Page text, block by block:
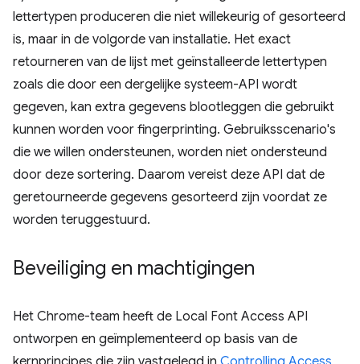
lettertypen produceren die niet willekeurig of gesorteerd
is, maar in de volgorde van installatie. Het exact
retourneren van de lijst met geïnstalleerde lettertypen
zoals die door een dergelijke systeem-API wordt
gegeven, kan extra gegevens blootleggen die gebruikt
kunnen worden voor fingerprinting. Gebruiksscenario's
die we willen ondersteunen, worden niet ondersteund
door deze sortering. Daarom vereist deze API dat de
geretourneerde gegevens gesorteerd zijn voordat ze
worden teruggestuurd.
Beveiliging en machtigingen
Het Chrome-team heeft de Local Font Access API
ontworpen en geïmplementeerd op basis van de